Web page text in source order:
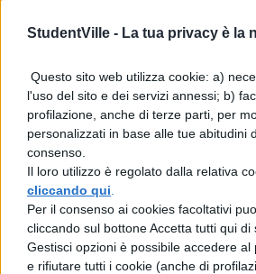
StudentVille - La tua privacy è la
Questo sito web utilizza cookie: a)
l'uso del sito e dei servizi annessi; b)
profilazione, anche di terze parti, per
personalizzati in base alle tue abitudini
consenso.
Il loro utilizzo è regolato dalla relativa
cliccando qui
Per il consenso ai cookies facoltativi
cliccando sul bottone Accetta tutti qui di
Gestisci opzioni è possibile accedere al
e rifiutare tutti i cookie (anche di
semplice manodopera
Nel 2000 il
centrosinistra hanno
legge di parità che
scuole private di
finanziamenti sottratti
pubblica. Ti impegni ad
questa legge,
che ha avuto
anni?